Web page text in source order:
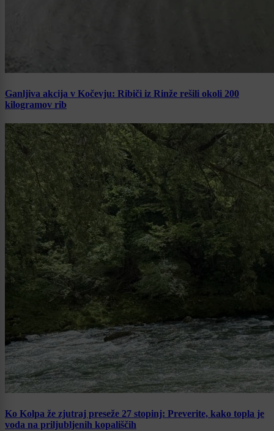
Ganljiva akcija v Kočevju: Ribiči iz Rinže rešili okoli 200
kilogramov rib
Ko Kolpa že zjutraj preseže 27 stopinj: Preverite, kako topla je
voda na priljubljenih kopališčih